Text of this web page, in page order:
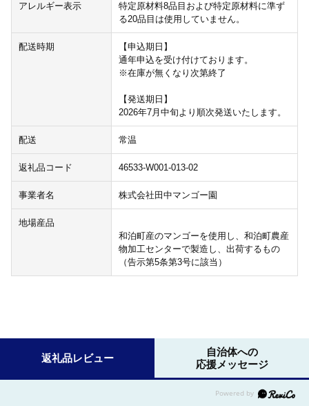
アレルギー表示
特定原材料8品目および特定原材料に準ず
る20品目は使用していません。
配送時期
【申込期日】
通年申込を受け付けております。
※在庫が無くなり次第終了
【発送期日】
2026年7月中旬より順次発送いたします。
配送 常温
返礼品コード 46533-W001-013-02
事業者名 株式会社田中マンゴー園
地場産品
和泊町産のマンゴーを使用し、和泊町農産
物加工センターで製造し、出荷するもの
（告示第5条第3号に該当）
返礼品レビュー
自治体への
応援メッセージ